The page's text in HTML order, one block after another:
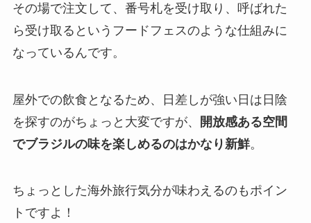
その場で注文して、番号札を受け取り、呼ばれた
ら受け取るというフードフェスのような仕組みに
なっているんです。
屋外での飲食となるため、日差しが強い日は日陰
を探すのがちょっと大変ですが、
開放感ある空間
でブラジルの味を楽しめるのはかなり新鮮。
ちょっとした海外旅行気分が味わえるのもポイン
トですよ！